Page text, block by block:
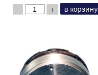
- + в корзину